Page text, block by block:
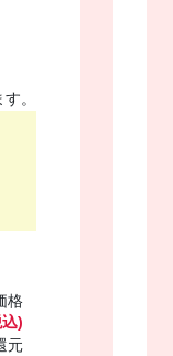
。
格
)
元